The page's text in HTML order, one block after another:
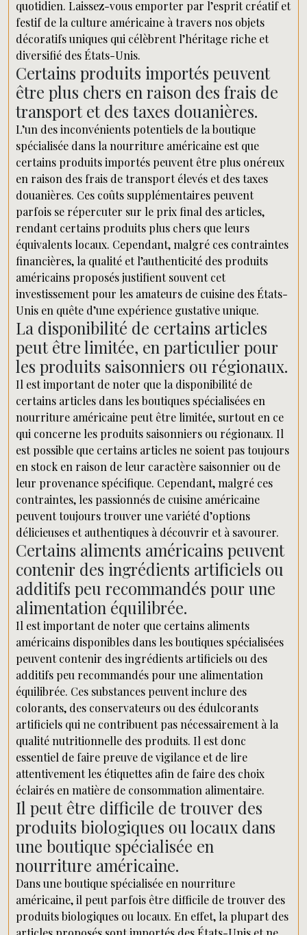
quotidien. Laissez-vous emporter par l’esprit créatif et
festif de la culture américaine à travers nos objets
décoratifs uniques qui célèbrent l’héritage riche et
diversifié des États-Unis.
Certains produits importés peuvent
être plus chers en raison des frais de
transport et des taxes douanières.
L’un des inconvénients potentiels de la boutique
spécialisée dans la nourriture américaine est que
certains produits importés peuvent être plus onéreux
en raison des frais de transport élevés et des taxes
douanières. Ces coûts supplémentaires peuvent
parfois se répercuter sur le prix final des articles,
rendant certains produits plus chers que leurs
équivalents locaux. Cependant, malgré ces contraintes
financières, la qualité et l’authenticité des produits
américains proposés justifient souvent cet
investissement pour les amateurs de cuisine des États-
Unis en quête d’une expérience gustative unique.
La disponibilité de certains articles
peut être limitée, en particulier pour
les produits saisonniers ou régionaux.
Il est important de noter que la disponibilité de
certains articles dans les boutiques spécialisées en
nourriture américaine peut être limitée, surtout en ce
qui concerne les produits saisonniers ou régionaux. Il
est possible que certains articles ne soient pas toujours
en stock en raison de leur caractère saisonnier ou de
leur provenance spécifique. Cependant, malgré ces
contraintes, les passionnés de cuisine américaine
peuvent toujours trouver une variété d’options
délicieuses et authentiques à découvrir et à savourer.
Certains aliments américains peuvent
contenir des ingrédients artificiels ou
additifs peu recommandés pour une
alimentation équilibrée.
Il est important de noter que certains aliments
américains disponibles dans les boutiques spécialisées
peuvent contenir des ingrédients artificiels ou des
additifs peu recommandés pour une alimentation
équilibrée. Ces substances peuvent inclure des
colorants, des conservateurs ou des édulcorants
artificiels qui ne contribuent pas nécessairement à la
qualité nutritionnelle des produits. Il est donc
essentiel de faire preuve de vigilance et de lire
attentivement les étiquettes afin de faire des choix
éclairés en matière de consommation alimentaire.
Il peut être difficile de trouver des
produits biologiques ou locaux dans
une boutique spécialisée en
nourriture américaine.
Dans une boutique spécialisée en nourriture
américaine, il peut parfois être difficile de trouver des
produits biologiques ou locaux. En effet, la plupart des